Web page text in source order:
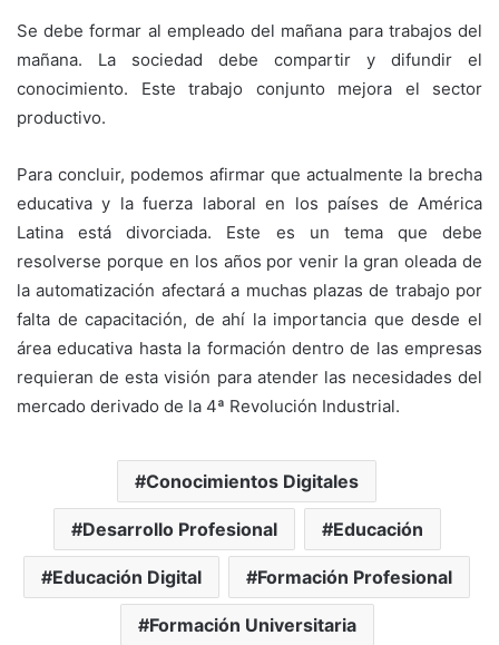
Se debe formar al empleado del mañana para trabajos del
mañana. La sociedad debe compartir y difundir el
conocimiento. Este trabajo conjunto mejora el sector
productivo.
Para concluir, podemos afirmar que actualmente la brecha
educativa y la fuerza laboral en los países de América
Latina está divorciada. Este es un tema que debe
resolverse porque en los años por venir la gran oleada de
la automatización afectará a muchas plazas de trabajo por
falta de capacitación, de ahí la importancia que desde el
área educativa hasta la formación dentro de las empresas
requieran de esta visión para atender las necesidades del
mercado derivado de la 4ª Revolución Industrial.
Conocimientos Digitales
Desarrollo Profesional Educación
Educación Digital Formación Profesional
Formación Universitaria